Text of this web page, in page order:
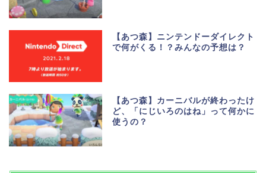
【あつ森】ニンテンドーダイレクト
で何がくる！？みんなの予想は？
【あつ森】カーニバルが終わったけ
ど、「にじいろのはね」って何かに
使うの？